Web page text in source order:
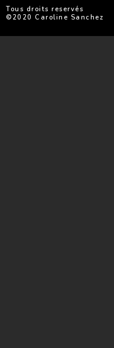
Tous droits reservés
©2020 Caroline Sanchez